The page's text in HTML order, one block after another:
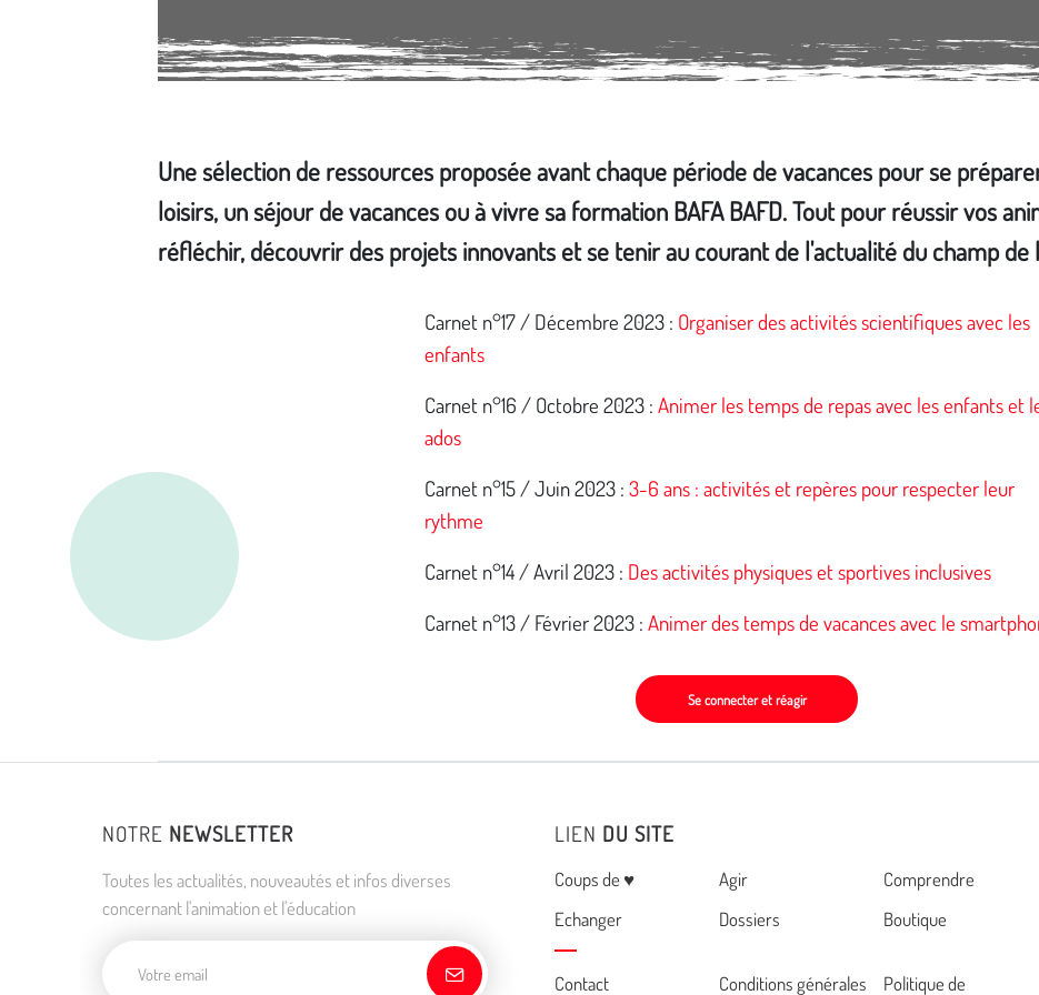
Une sélection de ressources proposée avant chaque période de vacances pour se
loisirs, un séjour de vacances ou à vivre sa formation BAFA BAFD. Tout pour réussir vos
réfléchir, découvrir des projets innovants et se tenir au courant de l'actualité du champ de
Carnet n°17 / Décembre 2023 : Organiser des activités scientifiques avec les
enfants
Carnet n°16 / Octobre 2023 : Animer les temps de repas avec les enfants et
ados
Carnet n°15 / Juin 2023 : 3-6 ans : activités et repères pour respecter leur
rythme
Carnet n°14 / Avril 2023 : Des activités physiques et sportives inclusives
Carnet n°13 / Février 2023 : Animer des temps de vacances avec le
Se connecter et réagir
NOTRE NEWSLETTER
Toutes les actualités, nouveautés et infos diverses
concernant l'animation et l'éducation
LIEN DU SITE
Menu
Coups de ♥ Agir
Comprendre
Echanger
Dossiers Boutique
Contact Conditions générales Politique de